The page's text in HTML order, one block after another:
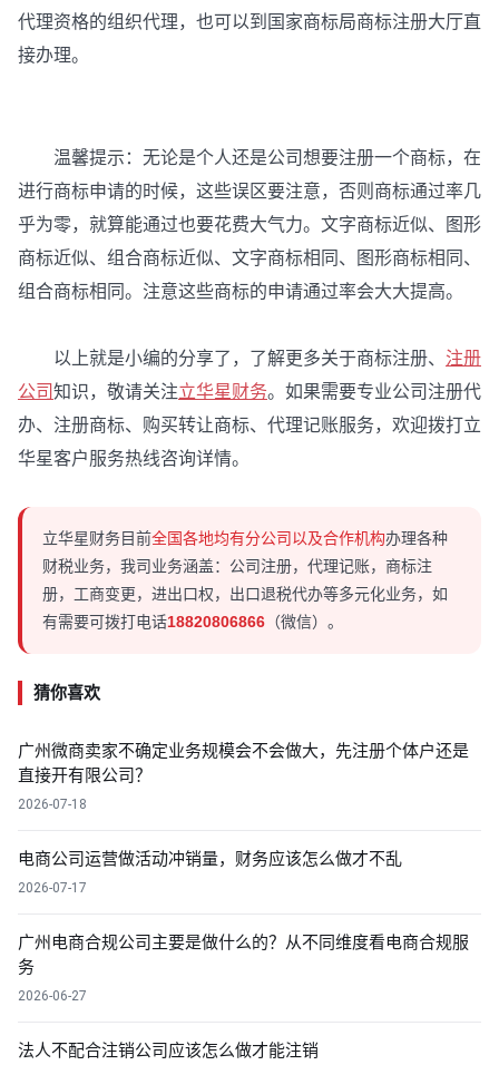
代理资格的组织代理，也可以到国家商标局商标注册大厅直
接办理。
温馨提示：无论是个人还是公司想要注册一个商标，在
进行商标申请的时候，这些误区要注意，否则商标通过率几
乎为零，就算能通过也要花费大气力。文字商标近似、图形
商标近似、组合商标近似、文字商标相同、图形商标相同、
组合商标相同。注意这些商标的申请通过率会大大提高。
以上就是小编的分享了，了解更多关于商标注册、 注册
公司知识，敬请关注立华星财务。如果需要专业公司注册代
办、注册商标、购买转让商标、代理记账服务，欢迎拨打立
华星客户服务热线咨询详情。
立华星财务目前全国各地均有分公司以及合作机构办理各种
财税业务，我司业务涵盖：公司注册，代理记账，商标注
册，工商变更，进出口权，出口退税代办等多元化业务，如
有需要可拨打电话18820806866 （微信）。
猜你喜欢
广州微商卖家不确定业务规模会不会做大，先注册个体户还是
直接开有限公司？
2026-07-18
电商公司运营做活动冲销量，财务应该怎么做才不乱
2026-07-17
广州电商合规公司主要是做什么的？从不同维度看电商合规服
务
2026-06-27
法人不配合注销公司应该怎么做才能注销